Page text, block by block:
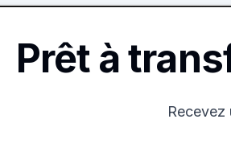
Prêt à
Recevez